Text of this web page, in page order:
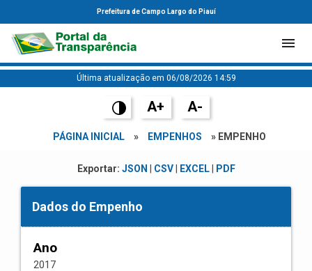
Prefeitura de Campo Largo do Piauí
Última atualização em 06/08/2026 14:59
A+ A-
PÁGINA INICIAL » EMPENHOS » EMPENHO
Exportar: JSON CSV| EXCEL| PDF
Dados do Empenho
Ano
2017